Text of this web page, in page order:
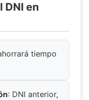
DNI en
tiempo
: DNI anterior,